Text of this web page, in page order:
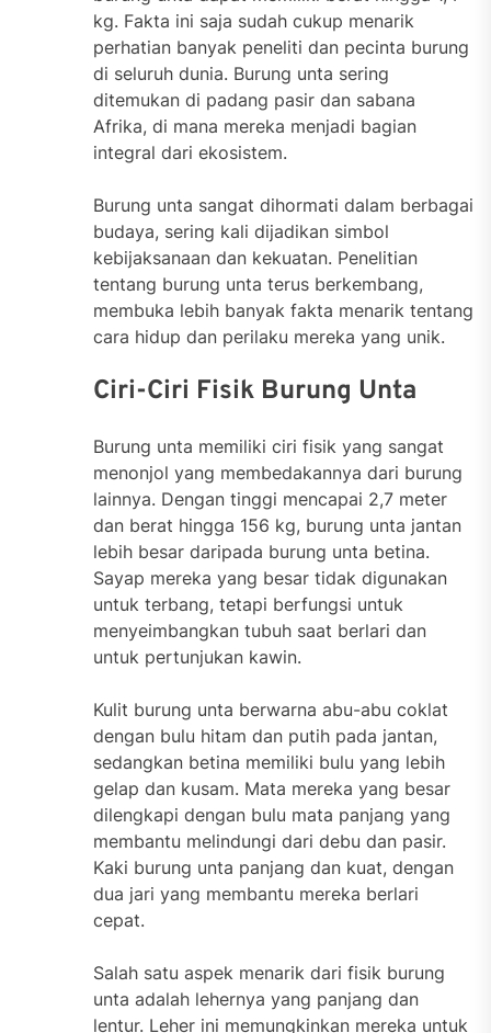
kg. Fakta ini saja sudah cukup menarik
perhatian banyak peneliti dan pecinta burung
di seluruh dunia. Burung unta sering
ditemukan di padang pasir dan sabana
Afrika, di mana mereka menjadi bagian
integral dari ekosistem.
Burung unta sangat dihormati dalam berbagai
budaya, sering kali dijadikan simbol
kebijaksanaan dan kekuatan. Penelitian
tentang burung unta terus berkembang,
membuka lebih banyak fakta menarik tentang
cara hidup dan perilaku mereka yang unik.
Ciri-Ciri Fisik Burung Unta
Burung unta memiliki ciri fisik yang sangat
menonjol yang membedakannya dari burung
lainnya. Dengan tinggi mencapai 2,7 meter
dan berat hingga 156 kg, burung unta jantan
lebih besar daripada burung unta betina.
Sayap mereka yang besar tidak digunakan
untuk terbang, tetapi berfungsi untuk
menyeimbangkan tubuh saat berlari dan
untuk pertunjukan kawin.
Kulit burung unta berwarna abu-abu coklat
dengan bulu hitam dan putih pada jantan,
sedangkan betina memiliki bulu yang lebih
gelap dan kusam. Mata mereka yang besar
dilengkapi dengan bulu mata panjang yang
membantu melindungi dari debu dan pasir.
Kaki burung unta panjang dan kuat, dengan
dua jari yang membantu mereka berlari
cepat.
Salah satu aspek menarik dari fisik burung
unta adalah lehernya yang panjang dan
lentur. Leher ini memungkinkan mereka untuk